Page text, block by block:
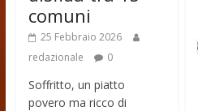
comuni
25 Febbraio 2026
redazionale
0
Soffritto, un piatto
povero ma ricco di